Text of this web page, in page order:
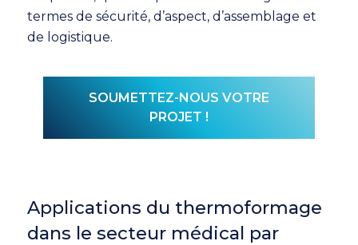
termes de sécurité, d’aspect, d’assemblage et
de logistique.
SOUMETTEZ-NOUS VOTRE
PROJET !
Applications du thermoformage
dans le secteur médical par